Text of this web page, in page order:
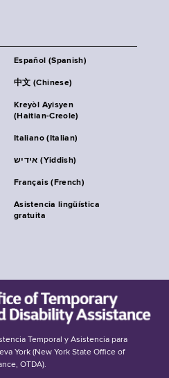
Español (Spanish)
中文 (Chinese)
Kreyòl Ayisyen
(Haitian-Creole)
Italiano (Italian)
אידיש (Yiddish)
Français (French)
Asistencia lingüística
gratuita
Temporal y Asistencia para
York (New York State Office of
OTDA).